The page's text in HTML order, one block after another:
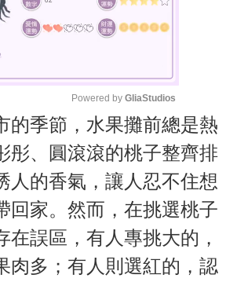
M
u
t
Powered by GliaStudios
的季節，水果攤前總是熱
彤、圓滾滾的桃子整齊排
人的香氣，讓人忍不住想
回家。然而，在挑選桃子
在誤區，有人專挑大的，
肉多；有人則選紅的，認